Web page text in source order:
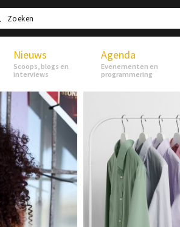
Nieuws
Scoops, blogs en
interviews
Agenda
Evenementen en
programmering